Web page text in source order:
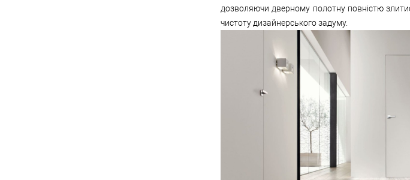
дозволяючи дверному полотну повністю
чистоту дизайнерського задуму.